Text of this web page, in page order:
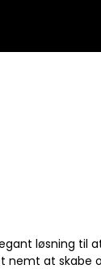
løsning til
nemt at skabe